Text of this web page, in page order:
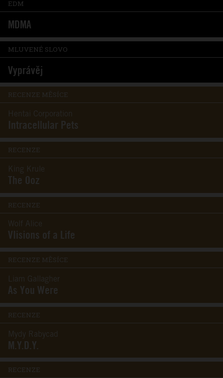
EDM
MDMA
MLUVENÉ SLOVO
Vyprávěj
RECENZE MĚSÍCE
Hentai Corporation
Intracellular Pets
RECENZE
King Krule
The Ooz
RECENZE
Wolf Alice
VIisions of a Life
RECENZE MĚSÍCE
Liam Gallagher
As You Were
RECENZE
Mydy Rabycad
M.Y.D.Y.
RECENZE